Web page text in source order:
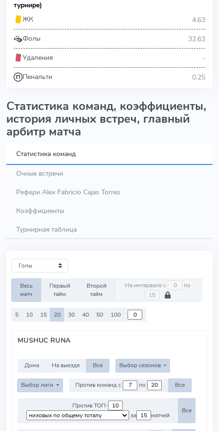
турнире)
ЖК
4.63
Фолы 32.63
Удаления -
Пенальти 0.25
Статистика команд, коэффициенты,
история личных встреч, главный
арбитр матча
Статистика команд
Очные встречи
Рефери Alex Fabricio Cajas Torres
Коэффициенты
Турнирная таблица
Весь
матч
Первый
тайм
Второй
тайм
На интервале с по
5 10 15 20 30 40 50 100
MUSHUC RUNA
Дома На выезде Все Выбор сезонов
Выбор лиги Против команд с по Все
Против ТОП-
за
матчей
Все